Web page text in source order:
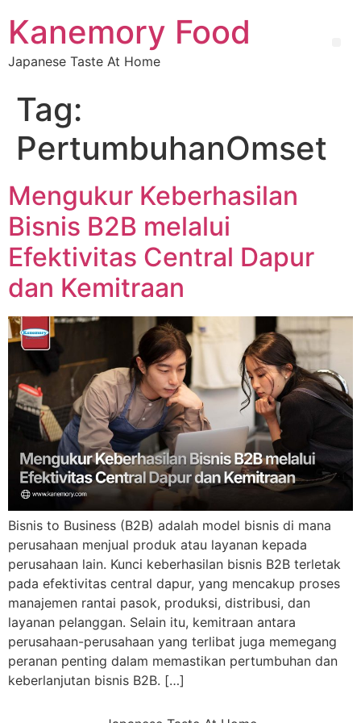
Kanemory Food
Japanese Taste At Home
Tag:
PertumbuhanOmset
Mengukur Keberhasilan
Bisnis B2B melalui
Efektivitas Central Dapur
dan Kemitraan
Bisnis to Business (B2B) adalah model bisnis di mana
perusahaan menjual produk atau layanan kepada
perusahaan lain. Kunci keberhasilan bisnis B2B terletak
pada efektivitas central dapur, yang mencakup proses
manajemen rantai pasok, produksi, distribusi, dan
layanan pelanggan. Selain itu, kemitraan antara
perusahaan-perusahaan yang terlibat juga memegang
peranan penting dalam memastikan pertumbuhan dan
keberlanjutan bisnis B2B. […]